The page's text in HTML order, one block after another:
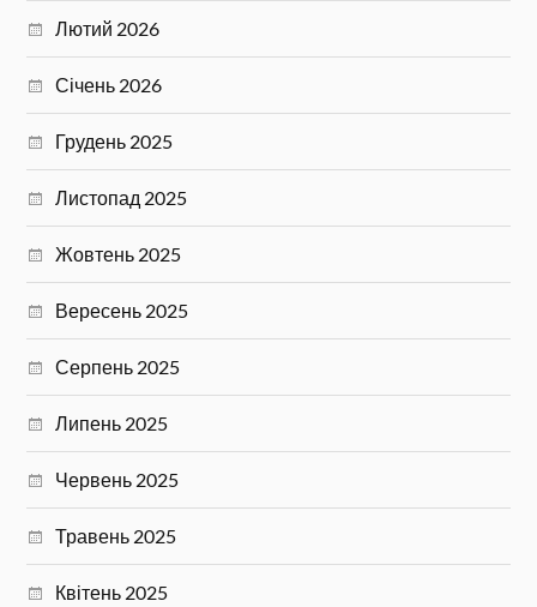
Лютий 2026
Січень 2026
Грудень 2025
Листопад 2025
Жовтень 2025
Вересень 2025
Серпень 2025
Липень 2025
Червень 2025
Травень 2025
Квітень 2025